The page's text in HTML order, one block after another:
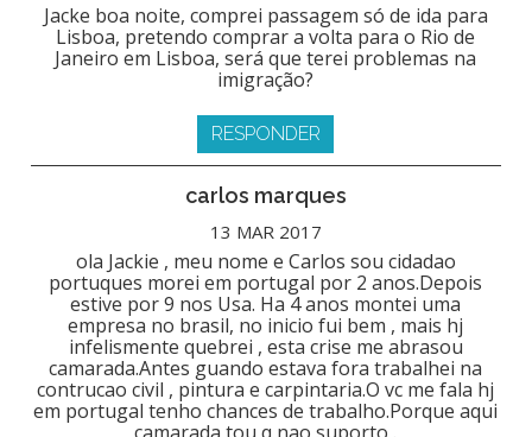
Jacke boa noite, comprei passagem só de ida para
Lisboa, pretendo comprar a volta para o Rio de
Janeiro em Lisboa, será que terei problemas na
imigração?
RESPONDER
carlos marques
13 MAR 2017
ola Jackie , meu nome e Carlos sou cidadao
portuques morei em portugal por 2 anos.Depois
estive por 9 nos Usa. Ha 4 anos montei uma
empresa no brasil, no inicio fui bem , mais hj
infelismente quebrei , esta crise me abrasou
camarada.Antes guando estava fora trabalhei na
contrucao civil , pintura e carpintaria.O vc me fala hj
em portugal tenho chances de trabalho.Porque aqui